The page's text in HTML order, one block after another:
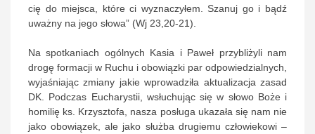
cię do miejsca, które ci wyznaczyłem. Szanuj go i bądź
uważny na jego słowa” (Wj 23,20-21).
Na spotkaniach ogólnych Kasia i Paweł przybliżyli nam
drogę formacji w Ruchu i obowiązki par odpowiedzialnych,
wyjaśniając zmiany jakie wprowadziła aktualizacja zasad
DK. Podczas Eucharystii, wsłuchując się w słowo Boże i
homilię ks. Krzysztofa, nasza posługa ukazała się nam nie
jako obowiązek, ale jako służba drugiemu człowiekowi –